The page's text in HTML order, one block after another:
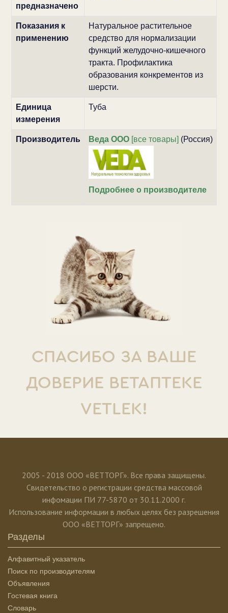
предназначено
Показания к
применению
Натуральное растительное
средство для нормализации
функций желудочно-кишечного
тракта. Профилактика
образования конкрементов из
шерсти.
Единица
измерения
Туба
Производитель Веда ООО[все товары] (Россия)
Подробнее о производителе
СПАСИБО ЗА ВАШЕ
ДОВЕРИЕ ВЕТАПТЕКЕ
VETLEK!
2005 - 2018 ООО «ВЕТТОРГ». Все права защищены.
Свидетельство о регистрации средства массовой
инфомации ПИ 77-5870 от 30.11.2000 г.
Использование информации в любых целях без разрешения
ООО «ВЕТТОРГ» запрещено.
Разделы
Алфавитный указатель
Поиск по производителям
Объявления
Гостевая книга
Словарь